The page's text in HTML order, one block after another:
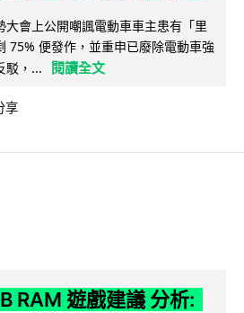
會上公開嘲諷電動車車主患有「里
75% 便發作，並重申已廢除電動車強
駁，...
閱讀全文
享
RAM 遊戲建議 分析: